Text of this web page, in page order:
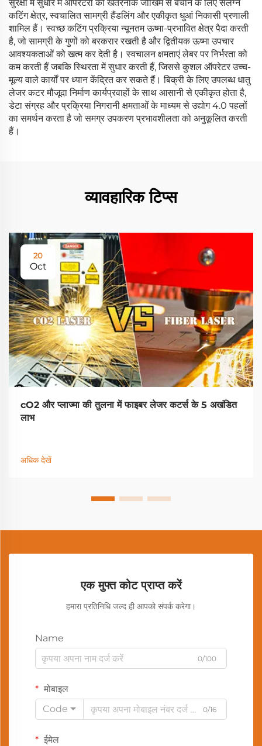
सुरक्षा में सुधार में ऑपरेटरों को खतरनाक जोखिम से बचाने के लिए संलग्न
कटिंग क्षेत्र, स्वचालित सामग्री हैंडलिंग और एकीकृत धुआं निकासी प्रणाली
शामिल हैं। स्वच्छ कटिंग प्रक्रिया न्यूनतम ऊष्मा-प्रभावित क्षेत्र पैदा करती
है, जो सामग्री के गुणों को बरकरार रखती है और द्वितीयक ऊष्मा उपचार
आवश्यकताओं को खत्म कर देती है। स्वचालन क्षमताएं लेबर पर निर्भरता को
कम करती हैं जबकि स्थिरता में सुधार करती हैं, जिससे कुशल ऑपरेटर उच्च-
मूल्य वाले कार्यों पर ध्यान केंद्रित कर सकते हैं। बिक्री के लिए उपलब्ध धातु
लेजर कटर मौजूदा निर्माण कार्यप्रवाहों के साथ आसानी से एकीकृत होता है,
डेटा संग्रह और प्रक्रिया निगरानी क्षमताओं के माध्यम से उद्योग 4.0 पहलों
का समर्थन करता है जो समग्र उपकरण प्रभावशीलता को अनुकूलित करती
हैं।
व्यावहारिक टिप्स
20
Oct
cO2 और प्लाज्मा की तुलना में फाइबर लेजर कटर्स के 5 अखंडित
लाभ
अधिक देखें
एक मुफ्त कोट प्राप्त करें
हमारा प्रतिनिधि जल्द ही आपको संपर्क करेगा।
Name
0/100
मोबाइल
Code
0/16
ईमेल